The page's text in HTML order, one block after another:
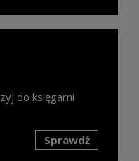
do księgarni
Sprawdź